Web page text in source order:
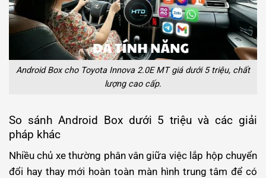
Android Box cho Toyota Innova 2.0E MT giá dưới 5 triệu, chất
lượng cao cấp.
So sánh Android Box dưới 5 triệu và các giải
pháp khác
Nhiều chủ xe thường phân vân giữa việc lắp hộp chuyển
đổi hay thay mới hoàn toàn màn hình trung tâm để có